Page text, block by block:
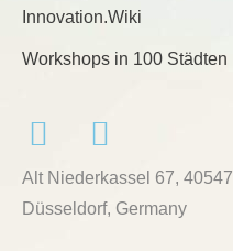
Innovation.Wiki
Workshops in 100 Städten
Alt Niederkassel 67, 40547
Düsseldorf, Germany